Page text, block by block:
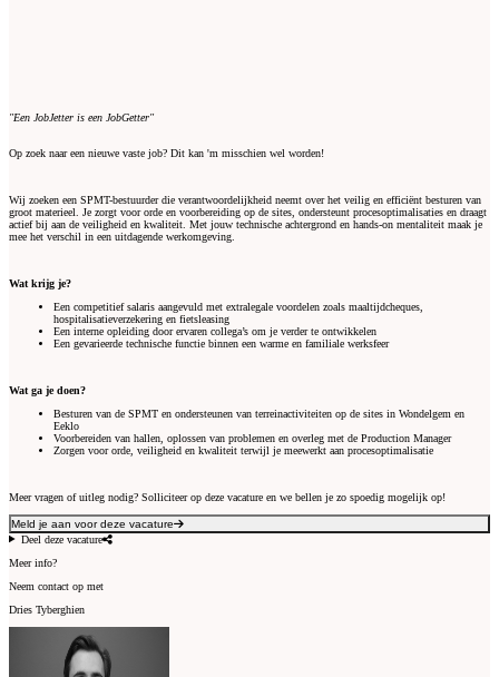
"Een JobJetter is een JobGetter"
Op zoek naar een nieuwe vaste job? Dit kan 'm misschien wel worden!
Wij zoeken een SPMT-bestuurder die verantwoordelijkheid neemt over het veilig en efficiënt besturen van
groot materieel. Je zorgt voor orde en voorbereiding op de sites, ondersteunt procesoptimalisaties en draagt
actief bij aan de veiligheid en kwaliteit. Met jouw technische achtergrond en hands-on mentaliteit maak je
mee het verschil in een uitdagende werkomgeving.
Wat krijg je?
Een competitief salaris aangevuld met extralegale voordelen zoals maaltijdcheques,
hospitalisatieverzekering en fietsleasing
Een interne opleiding door ervaren collega’s om je verder te ontwikkelen
Een gevarieerde technische functie binnen een warme en familiale werksfeer
Wat ga je doen?
Besturen van de SPMT en ondersteunen van terreinactiviteiten op de sites in Wondelgem en
Eeklo
Voorbereiden van hallen, oplossen van problemen en overleg met de Production Manager
Zorgen voor orde, veiligheid en kwaliteit terwijl je meewerkt aan procesoptimalisatie
Meer vragen of uitleg nodig? Solliciteer op deze vacature en we bellen je zo spoedig mogelijk op!
Meld je aan voor deze vacature
Deel deze vacature
Meer info?
Neem contact op met
Dries Tyberghien